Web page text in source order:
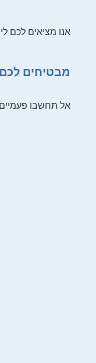
אנו מציאים לכם
מבטיחים
אל תחשבו פעמיים